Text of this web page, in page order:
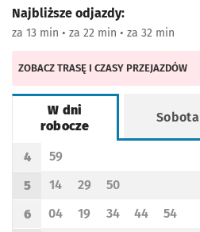
Najbliższe odjazdy:
za 13 min • za 22 min • za 32 min
ZOBACZ TRASĘ I CZASY PRZEJAZDÓW
W dni
robocze
Sobota
Rozkład jazdy -
Godzina odjazdu
4
Odjazd
59
minut po godzinie 4
Godzina odjazdu
5
Odjazd
14
minut po godzinie 5
Odjazd
29
minut po godzinie 5
Odjazd
50
minut po
Godzina odjazdu
6
Odjazd
04
minut po godzinie 6
Odjazd
19
minut po godzinie 6
Odjazd
34
minut poOdjazd
44
minut po
54